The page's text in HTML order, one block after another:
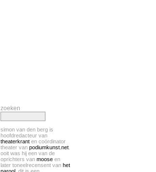
zoeken
simon van den berg is
hoofdredacteur van
theaterkrant en coördinator
theater van podiumkunst.net
ooit was hij een van de
oprichters van moose en
later toneelrecensent van het